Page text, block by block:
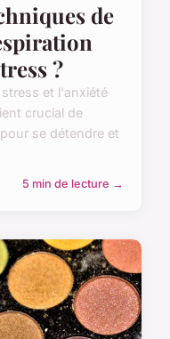
de
?
et l'anxiété
crucial de
se détendre et
5 min de lecture →